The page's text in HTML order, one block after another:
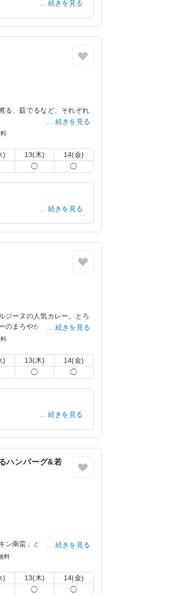
となります。
浜市旭区下川井町2026/02/25
続きを見る
る、茹でるなど、それぞれ
をお楽しみいただけま
ございます）
います。冷蔵庫等で保管で
ケース(化粧箱)をご用意し
」内の「スリーブケース(化
となります。
続きを見る
) 13(木) 14(金)
◯ ◯
市川崎区四谷下町2023/04/06
続きを見る
ジーヌの人気カレー。とろ
のまろやかさをドレスアッ
だきたい一品です。
います。冷蔵庫等で保管で
ケース(化粧箱)をご用意し
」内の「スリーブケース(化
となります。
続きを見る
) 13(木) 14(金)
◯ ◯
市川崎区四谷下町2023/04/06
続きを見る
ハンバーグ&若
ン南蛮」と、九州産黒毛和
た特製ハンバーグを贅沢
のあとにくるスパイスの香
続きを見る
料
) 13(木) 14(金)
◯ ◯